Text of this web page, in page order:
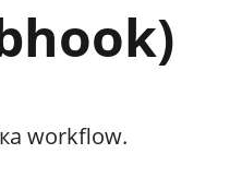
workflow.